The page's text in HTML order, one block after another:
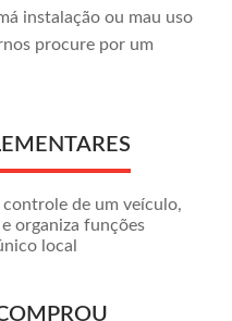
instalação ou mau uso
procure por um
de um veículo,
organiza funções
local